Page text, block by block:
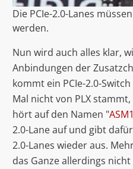
Die PCIe-2.0-Lanes
werden.
Nun wird auch alles klar,
Anbindungen der
kommt ein PCIe-2.0-
Mal nicht von PLX
hört auf den Namen "
2.0-Lane auf und gibt
2.0-Lanes wieder aus.
das Ganze allerdings